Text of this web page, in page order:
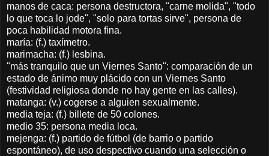
manos de caca: persona destructora, "carne molida", "todo
lo que toca lo jode", "solo para tortas sirve", persona de
poca habilidad motora fina.
maría: (f.) taxímetro.
marimacha: (f.) lesbina.
"más tranquilo que un Viernes Santo": comparación de un
estado de ánimo muy plácido con un Viernes Santo
(festividad religiosa donde no hay gente en las calles).
matanga: (v.) cogerse a alguien sexualmente.
media teja: (f.) billete de 50 colones.
medio 35: persona media loca.
mejenga: (f.) partido de fútbol (de barrio o partido
espontáneo), de uso despectivo cuando una selección o